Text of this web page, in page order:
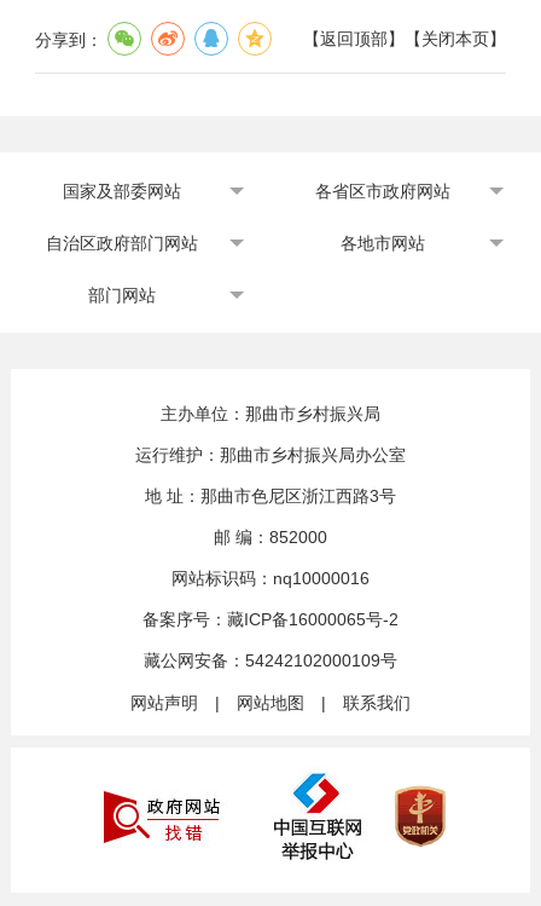
分享到： 【返回顶部】 【关闭本页】
国家及部委网站 各省区市政府网站
自治区政府部门网站 各地市网站
部门网站
主办单位：那曲市乡村振兴局
运行维护：那曲市乡村振兴局办公室
地 址：那曲市色尼区浙江西路3号
邮 编：852000
网站标识码：nq10000016
备案序号： 藏ICP备16000065号-2
藏公网安备： 54242102000109号
网站声明 | 网站地图 | 联系我们